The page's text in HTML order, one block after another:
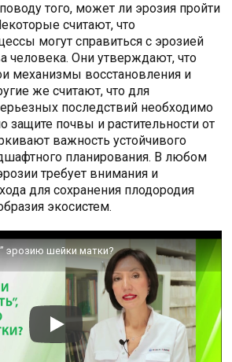
того, может ли эрозия пройти
считают, что
могут справиться с эрозией
человека. Они утверждают, что
механизмы восстановления и
же считают, что для
последствий необходимо
защите почвы и растительности от
важность устойчивого
планирования. В любом
требует внимания и
для сохранения плодородия
экосистем.
эрозию шейки матки?